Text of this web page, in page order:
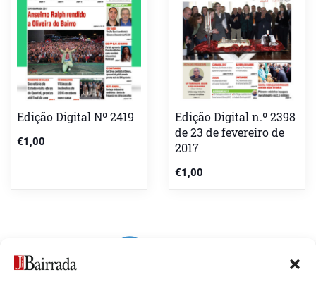
Edição Digital Nº 2419
€1,00
Edição Digital n.º 2398
de 23 de fevereiro de
2017
€1,00